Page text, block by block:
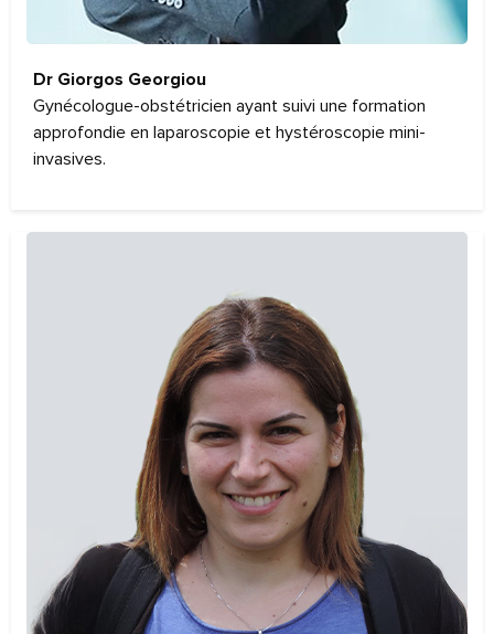
Dr Giorgos Georgiou
Gynécologue-obstétricien ayant suivi une formation
approfondie en laparoscopie et hystéroscopie mini-
invasives.